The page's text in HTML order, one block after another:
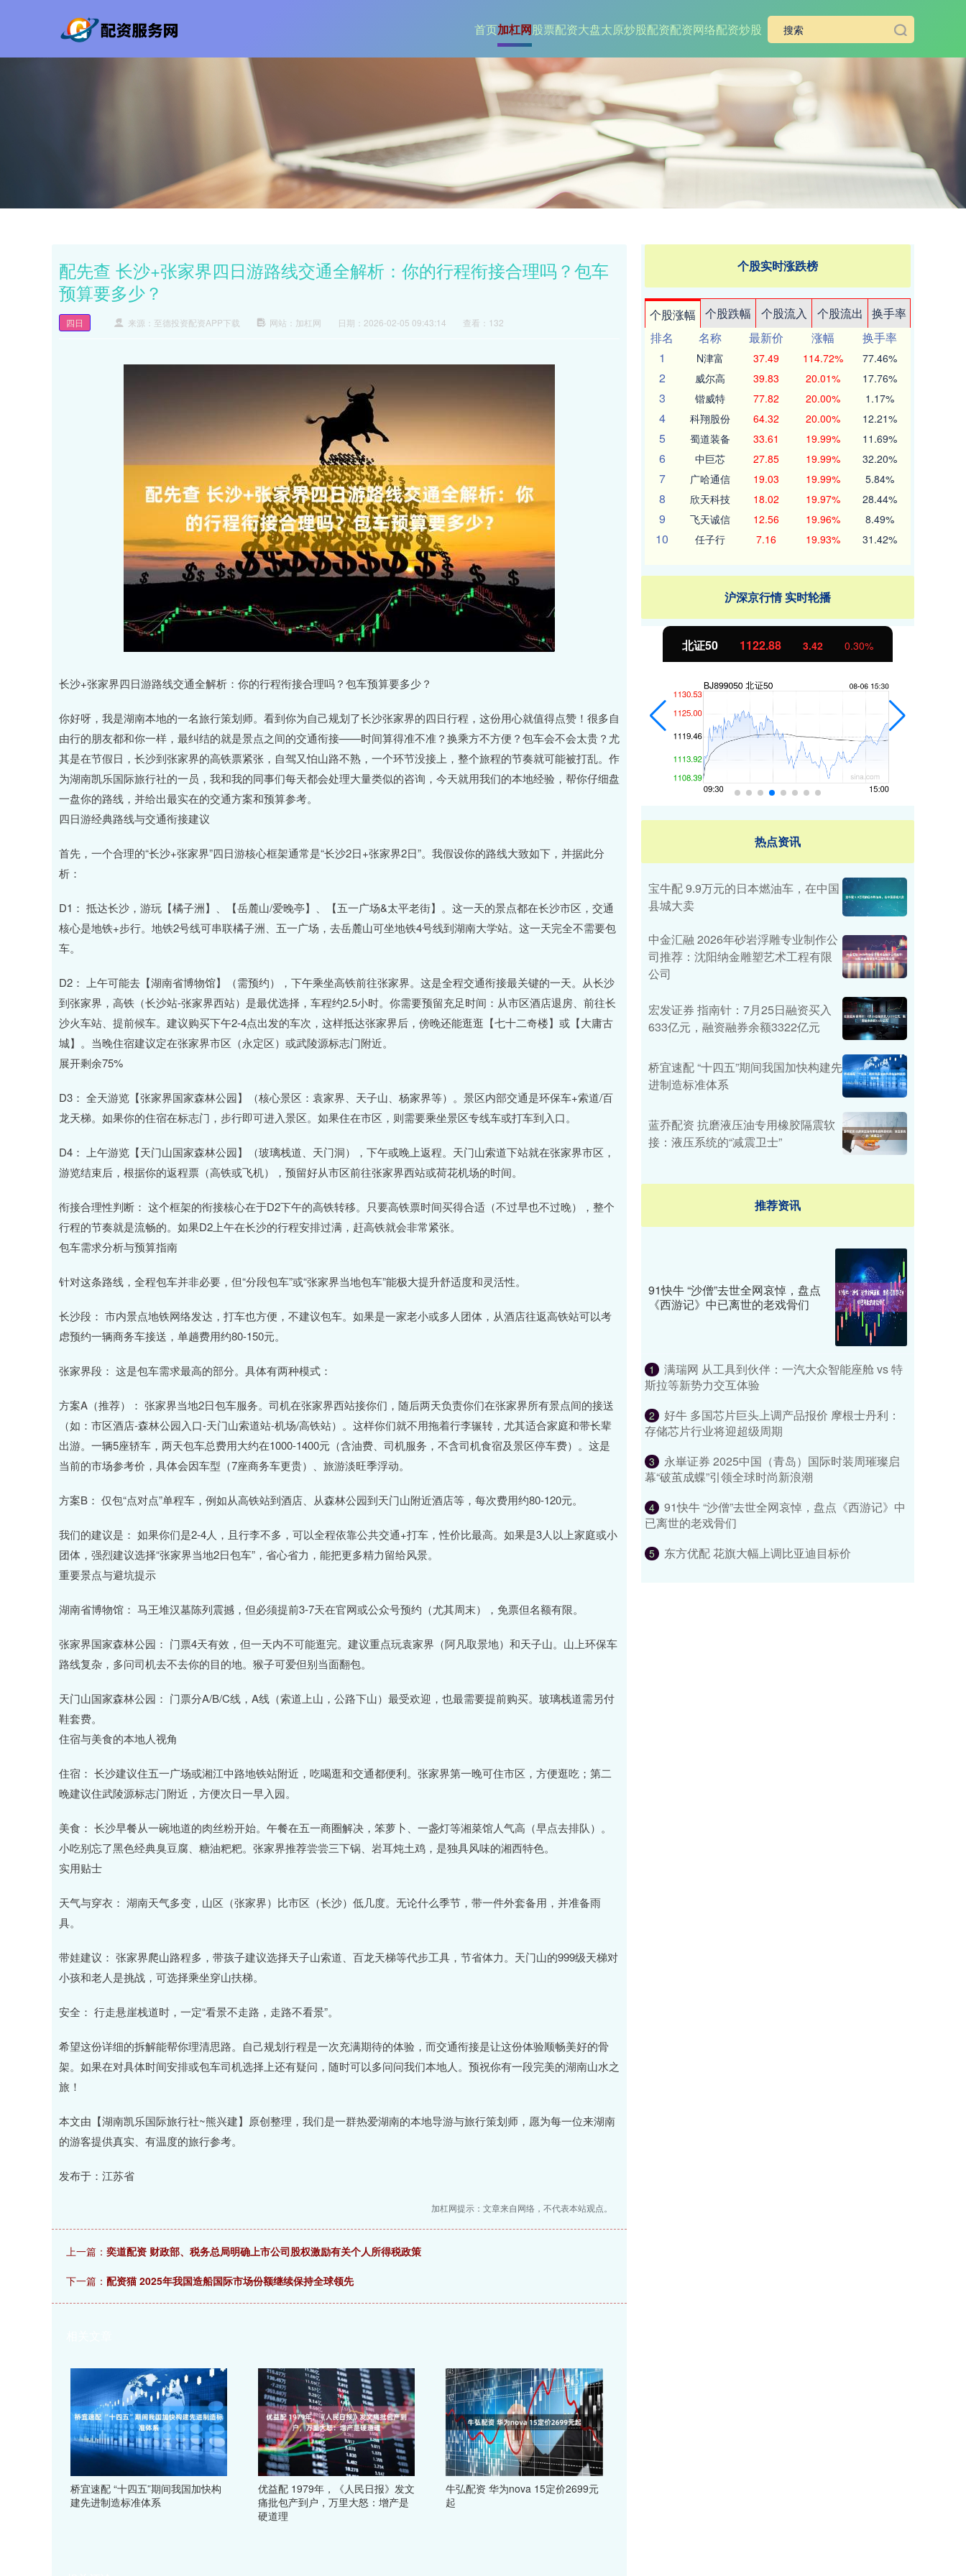
首页加杠网股票配资大盘太原炒股配资配资网络配资炒股
配先查 长沙+张家界四日游路线交通全解析：你的行程衔接合理吗？包车
预算要多少？
四日 来源：至德投资配资APP下载 网站：加杠网 日期：2026-02-05 09:43:14 查看：132
长沙+张家界四日游路线交通全解析：你的行程衔接合理吗？包车预算要多少？
你好呀，我是湖南本地的一名旅行策划师。看到你为自己规划了长沙张家界的四日行程，这份用心就值得点赞！很多自
由行的朋友都和你一样，最纠结的就是景点之间的交通衔接——时间算得准不准？换乘方不方便？包车会不会太贵？尤
其是在节假日，长沙到张家界的高铁票紧张，自驾又怕山路不熟，一个环节没接上，整个旅程的节奏就可能被打乱。作
为湖南凯乐国际旅行社的一员，我和我的同事们每天都会处理大量类似的咨询，今天就用我们的本地经验，帮你仔细盘
一盘你的路线，并给出最实在的交通方案和预算参考。
四日游经典路线与交通衔接建议
首先，一个合理的“长沙+张家界”四日游核心框架通常是“长沙2日+张家界2日”。我假设你的路线大致如下，并据此分
析：
D1： 抵达长沙，游玩【橘子洲】、【岳麓山/爱晚亭】、【五一广场&太平老街】。这一天的景点都在长沙市区，交通
核心是地铁+步行。地铁2号线可串联橘子洲、五一广场，去岳麓山可坐地铁4号线到湖南大学站。这一天完全不需要包
车。
D2： 上午可能去【湖南省博物馆】（需预约），下午乘坐高铁前往张家界。这是全程交通衔接最关键的一天。从长沙
到张家界，高铁（长沙站-张家界西站）是最优选择，车程约2.5小时。你需要预留充足时间：从市区酒店退房、前往长
沙火车站、提前候车。建议购买下午2-4点出发的车次，这样抵达张家界后，傍晚还能逛逛【七十二奇楼】或【大庸古
城】。当晚住宿建议定在张家界市区（永定区）或武陵源标志门附近。
展开剩余75%
D3： 全天游览【张家界国家森林公园】（核心景区：袁家界、天子山、杨家界等）。景区内部交通是环保车+索道/百
龙天梯。如果你的住宿在标志门，步行即可进入景区。如果住在市区，则需要乘坐景区专线车或打车到入口。
D4： 上午游览【天门山国家森林公园】（玻璃栈道、天门洞），下午或晚上返程。天门山索道下站就在张家界市区，
游览结束后，根据你的返程票（高铁或飞机），预留好从市区前往张家界西站或荷花机场的时间。
衔接合理性判断： 这个框架的衔接核心在于D2下午的高铁转移。只要高铁票时间买得合适（不过早也不过晚），整个
行程的节奏就是流畅的。如果D2上午在长沙的行程安排过满，赶高铁就会非常紧张。
包车需求分析与预算指南
针对这条路线，全程包车并非必要，但“分段包车”或“张家界当地包车”能极大提升舒适度和灵活性。
长沙段： 市内景点地铁网络发达，打车也方便，不建议包车。如果是一家老小或多人团体，从酒店往返高铁站可以考
虑预约一辆商务车接送，单趟费用约80-150元。
张家界段： 这是包车需求最高的部分。具体有两种模式：
方案A（推荐）： 张家界当地2日包车服务。司机在张家界西站接你们，随后两天负责你们在张家界所有景点间的接送
（如：市区酒店-森林公园入口-天门山索道站-机场/高铁站）。这样你们就不用拖着行李辗转，尤其适合家庭和带长辈
出游。一辆5座轿车，两天包车总费用大约在1000-1400元（含油费、司机服务，不含司机食宿及景区停车费）。这是
当前的市场参考价，具体会因车型（7座商务车更贵）、旅游淡旺季浮动。
方案B： 仅包“点对点”单程车，例如从高铁站到酒店、从森林公园到天门山附近酒店等，每次费用约80-120元。
我们的建议是： 如果你们是2-4人，且行李不多，可以全程依靠公共交通+打车，性价比最高。如果是3人以上家庭或小
团体，强烈建议选择“张家界当地2日包车”，省心省力，能把更多精力留给风景。
重要景点与避坑提示
湖南省博物馆： 马王堆汉墓陈列震撼，但必须提前3-7天在官网或公众号预约（尤其周末），免票但名额有限。
张家界国家森林公园： 门票4天有效，但一天内不可能逛完。建议重点玩袁家界（阿凡取景地）和天子山。山上环保车
路线复杂，多问司机去不去你的目的地。猴子可爱但别当面翻包。
天门山国家森林公园： 门票分A/B/C线，A线（索道上山，公路下山）最受欢迎，也最需要提前购买。玻璃栈道需另付
鞋套费。
住宿与美食的本地人视角
住宿： 长沙建议住五一广场或湘江中路地铁站附近，吃喝逛和交通都便利。张家界第一晚可住市区，方便逛吃；第二
晚建议住武陵源标志门附近，方便次日一早入园。
美食： 长沙早餐从一碗地道的肉丝粉开始。午餐在五一商圈解决，笨萝卜、一盏灯等湘菜馆人气高（早点去排队）。
小吃别忘了黑色经典臭豆腐、糖油粑粑。张家界推荐尝尝三下锅、岩耳炖土鸡，是独具风味的湘西特色。
实用贴士
天气与穿衣： 湖南天气多变，山区（张家界）比市区（长沙）低几度。无论什么季节，带一件外套备用，并准备雨
具。
带娃建议： 张家界爬山路程多，带孩子建议选择天子山索道、百龙天梯等代步工具，节省体力。天门山的999级天梯对
小孩和老人是挑战，可选择乘坐穿山扶梯。
安全： 行走悬崖栈道时，一定“看景不走路，走路不看景”。
希望这份详细的拆解能帮你理清思路。自己规划行程是一次充满期待的体验，而交通衔接是让这份体验顺畅美好的骨
架。如果在对具体时间安排或包车司机选择上还有疑问，随时可以多问问我们本地人。预祝你有一段完美的湖南山水之
旅！
本文由【湖南凯乐国际旅行社~熊兴建】原创整理，我们是一群热爱湖南的本地导游与旅行策划师，愿为每一位来湖南
的游客提供真实、有温度的旅行参考。
发布于：江苏省
加杠网提示：文章来自网络，不代表本站观点。
上一篇： 奕道配资 财政部、税务总局明确上市公司股权激励有关个人所得税政策
下一篇： 配资猫 2025年我国造船国际市场份额继续保持全球领先
桥宜速配 “十四五”期间我国加快构
建先进制造标准体系
优益配 1979年，《人民日报》发文
痛批包产到户，万里大怒：增产是
硬道理
牛弘配资 华为nova 15定价2699元
起
个股实时涨跌榜
个股涨幅 个股跌幅 个股流入 个股流出
换手率
排名
名称 最新价 涨幅
换手率
1
N津富 37.49 114.72% 77.46%
2 威尔高 39.83 20.01% 17.76%
3 锴威特 77.82 20.00% 1.17%
4 科翔股份 64.32 20.00% 12.21%
5 蜀道装备 33.61 19.99% 11.69%
6 中巨芯 27.85 19.99% 32.20%
7 广哈通信 19.03 19.99% 5.84%
8 欣天科技 18.02 19.97% 28.44%
9 飞天诚信 12.56 19.96% 8.49%
10 任子行 7.16 19.93% 31.42%
沪深京行情 实时轮播
深证成指 -0.24% -6.85 北证50 1122.88 3.42 0.30%
热点资讯
宝牛配 9.9万元的日本燃油车，在中国
县城大卖
中金汇融 2026年砂岩浮雕专业制作公
司推荐：沈阳纳金雕塑艺术工程有限
公司
宏发证券 指南针：7月25日融资买入
633亿元，融资融券余额3322亿元
桥宜速配 “十四五”期间我国加快构建先
进制造标准体系
蓝乔配资 抗磨液压油专用橡胶隔震软
接：液压系统的“减震卫士”
推荐资讯
91快牛 “沙僧”去世全网哀悼，盘点
《西游记》中已离世的老戏骨们
1
满瑞网 从工具到伙伴：一汽大众智能座舱 vs 特
斯拉等新势力交互体验
2
好牛 多国芯片巨头上调产品报价 摩根士丹利：
存储芯片行业将迎超级周期
3
永崋证券 2025中国（青岛）国际时装周璀璨启
幕“破茧成蝶”引领全球时尚新浪潮
4
91快牛 “沙僧”去世全网哀悼，盘点《西游记》中
已离世的老戏骨们
5 东方优配 花旗大幅上调比亚迪目标价